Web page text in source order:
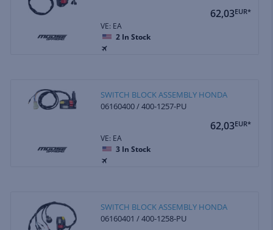
62,03EUR*
VE: EA
2 In Stock
SWITCH BLOCK ASSEMBLY HONDA
06160400 / 400-1257-PU
62,03EUR*
VE: EA
3 In Stock
SWITCH BLOCK ASSEMBLY HONDA
06160401 / 400-1258-PU